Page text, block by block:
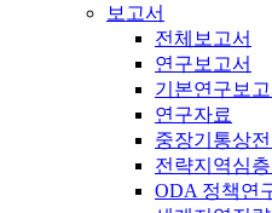
보고서
전체보고서
연구보고서
기본연구보고
연구자료
중장기통상
전략지역심
ODA 정책연